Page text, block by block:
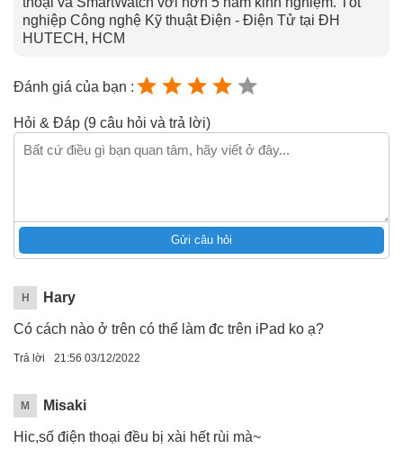
nghiệp Công nghệ Kỹ thuật Điện - Điện Tử tại ĐH
HUTECH, HCM
Đánh giá của bạn :
Hỏi & Đáp (9 câu hỏi và trả lời)
Gửi câu hỏi
H Hary
Có cách nào ở trên có thể làm đc trên iPad ko ạ?
Trả lời 21:56 03/12/2022
M Misaki
Hic,số điện thoại đều bị xài hết rùi mà~